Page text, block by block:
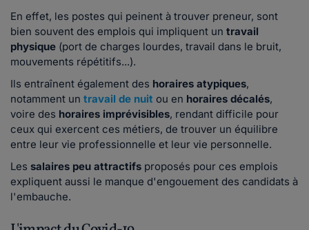
En effet, les postes qui peinent à trouver preneur, sont
bien souvent des emplois qui impliquent un travail
physique (port de charges lourdes, travail dans le bruit,
mouvements répétitifs...).
Ils entraînent également des horaires atypiques,
notamment un travail de nuit ou en horaires décalés,
voire des horaires imprévisibles, rendant difficile pour
ceux qui exercent ces métiers, de trouver un équilibre
entre leur vie professionnelle et leur vie personnelle.
Les salaires peu attractifs proposés pour ces emplois
expliquent aussi le manque d'engouement des candidats à
l'embauche.